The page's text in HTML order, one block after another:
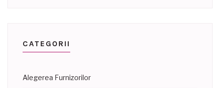
CATEGORII
Alegerea Furnizorilor